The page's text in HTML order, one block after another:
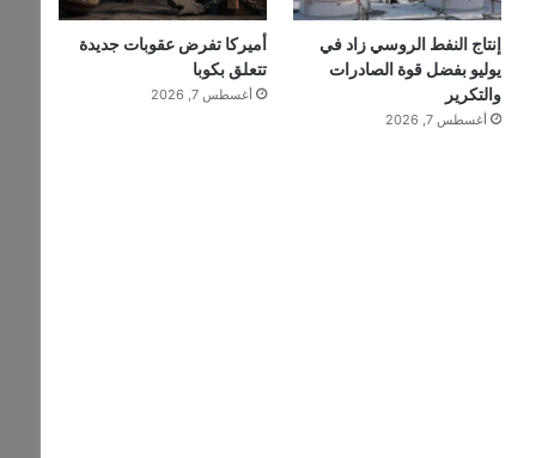
إنتاج النفط الروسي زاد في
يوليو بفضل قوة الصادرات
والتكرير
أغسطس 7, 2026
أميركا تفرض عقوبات جديدة
تتعلق بكوبا
أغسطس 7, 2026